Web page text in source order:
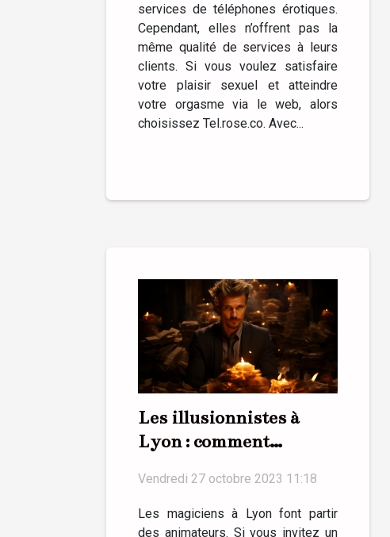
services de téléphones érotiques.
Cependant, elles n’offrent pas la
même qualité de services à leurs
clients. Si vous voulez satisfaire
votre plaisir sexuel et atteindre
votre orgasme via le web, alors
choisissez Tel.rose.co. Avec...
Les illusionnistes à
Lyon : comment
magicien ?
Vendredi 27 octobre 2023 11:18
Les magiciens à Lyon font partir
des animateurs. Si vous invitez un